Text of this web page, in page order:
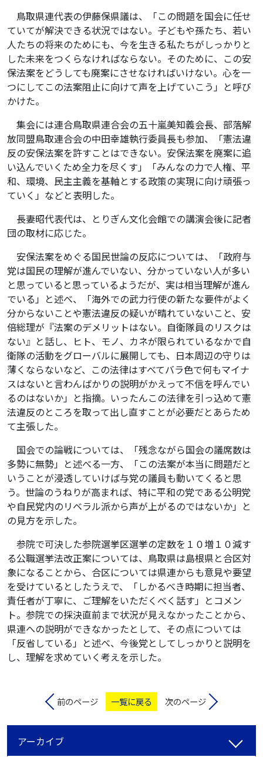
鳥取県連代表の伊藤保県議は、「この問題を国会に任せ
ていてが解決できる状況ではない。子どもや孫たち、若い
人たちの将来のためにも、今を生きる私たちがしっかりと
した未来をつくらなければならない。そのために、この安
保法案をどうしても廃案にさせなければいけない。心を一
つにしてこの法案阻止に向けて声を上げていこう」と呼び
かけた。
集会には連合鳥取県連合会の五十嵐美知義会長、部落解
放同盟鳥取連合会の中田幸雄執行委員長も参加、「憲法違
反の安保法案を許すことはできない。安保法案を廃案に追
い込んでいくため全力を尽くす」「みんなの力で人権、平
和、環境、民主主義を基軸とする政策の実現に向け頑張っ
ていく」などと表明した。
長妻昭代表代は、とりぎん文化会館での講演会後に記者
団の取材に応じた。
安保法案をめぐる国民世論の反応については、「政府与
党は国民の理解が進んでいない、分かっていない人が多い
と思っていると思っているようだが、実は相当理解が進ん
でいる」と述べ、「海外での武力行使の新たな要件がよく
分からないことや憲法違反の疑いが晴れていないこと、安
倍総理が『法案のデメリットはない。自衛隊員のリスクは
ない』と話し、ヒト、モノ、カネが限られているなかで自
衛隊の活動をグローバルに展開しても、日本周辺の守りは
薄くならないなど、この法律はすべてバラ色で何もマイナ
スはないと言わんばかりの説明がかえって不信を呼んでい
るのはないか」と指摘。いったんこの法律を引っ込めて憲
法違反のところを取って出し直すことが必要だとあらため
て主張した。
国会での論戦については、「残念ながら国会の議席数は
多勢に無勢」と述べる一方、「この法案が本当に問題だと
いうことが浸透していけば与党の議員も動いてくると思
う。世論のうねりが高まれば、特に平和の党である公明党
や自民党内のリベラル派から声が上がるのではないか」と
の見方を示した。
参院で可決した参院選挙区選挙の定数を１０増１０減す
る公職選挙法改正案については、鳥取県は島根県と合区対
象になることから、合区については県連からも意見や要望
を受けているとしたうえで、「しかるべき時期に担当者、
責任者が丁寧に、ご理解をいただくべく話す」とコメン
ト。参院での採決直前まで状況が見えなかったことから、
県連への説明ができなかったとして、その点については
「反省している」と述べ、今後党としてしっかりと説明を
し、理解を求めていく考えを示した。
前のページ 一覧に戻る 次のページ
アーカイブ